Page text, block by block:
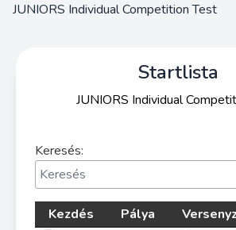
JUNIORS Individual Competition Test
Startlista
JUNIORS Individual
Keresés:
Kezdés Pálya